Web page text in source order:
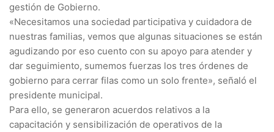
gestión de Gobierno.
«Necesitamos una sociedad participativa y cuidadora de
nuestras familias, vemos que algunas situaciones se están
agudizando por eso cuento con su apoyo para atender y
dar seguimiento, sumemos fuerzas los tres órdenes de
gobierno para cerrar filas como un solo frente», señaló el
presidente municipal.
Para ello, se generaron acuerdos relativos a la
capacitación y sensibilización de operativos de la